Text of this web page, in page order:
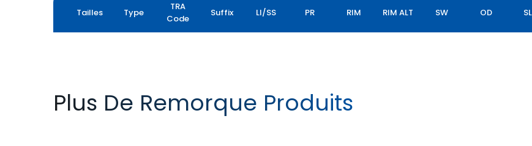
Tailles Type
TRA
Code
Suffix LI/SS PR RIM RIM ALT SW OD
Plus De Remorque Produits